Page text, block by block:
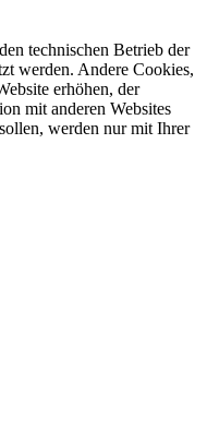
technischen Betrieb der
werden. Andere Cookies,
erhöhen, der
mit anderen Websites
werden nur mit Ihrer